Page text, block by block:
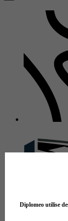
Diplomeo utilise